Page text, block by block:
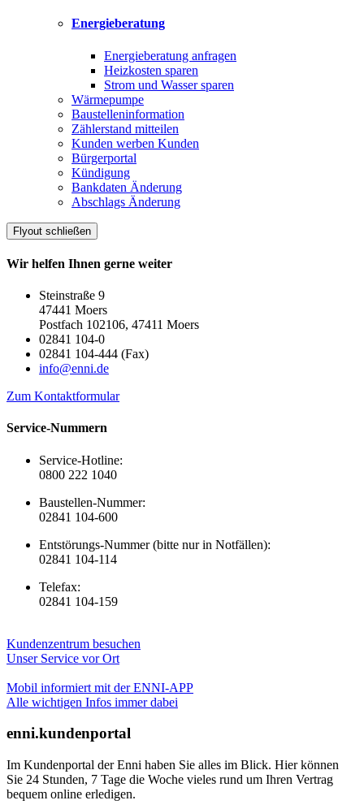
Energieberatung
Energieberatung anfragen
Heizkosten sparen
Strom und Wasser sparen
Wärmepumpe
Baustelleninformation
Zählerstand mitteilen
Kunden werben Kunden
Bürgerportal
Kündigung
Bankdaten Änderung
Abschlags Änderung
Flyout schließen
Wir helfen Ihnen gerne weiter
Steinstraße 9
47441 Moers
Postfach 102106, 47411 Moers
02841 104-0
02841 104-444 (Fax)
info@enni.de
Zum Kontaktformular
Service-Nummern
Service-Hotline:
0800 222 1040
Baustellen-Nummer:
02841 104-600
Entstörungs-Nummer (bitte nur in Notfällen):
02841 104-114
Telefax:
02841 104-159
Kundenzentrum besuchen
Unser Service vor Ort
Mobil informiert mit der ENNI-APP
Alle wichtigen Infos immer dabei
enni.kundenportal
Im Kundenportal der Enni haben Sie alles im Blick. Hier können
Sie 24 Stunden, 7 Tage die Woche vieles rund um Ihren Vertrag
bequem online erledigen.